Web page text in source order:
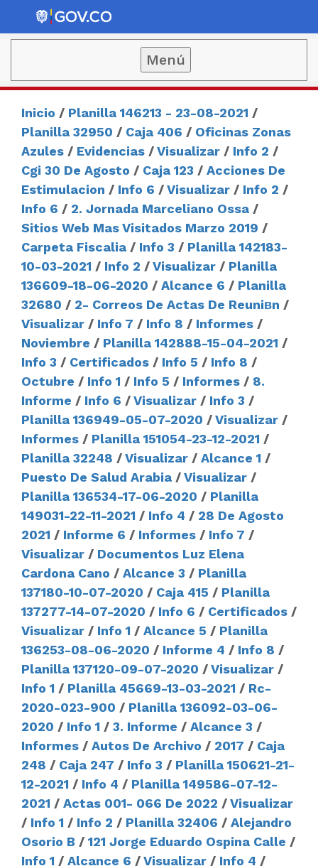
Menú
Inicio / Planilla 146213 - 23-08-2021 /
Planilla 32950 / Caja 406 / Oficinas Zonas
Azules / Evidencias /Visualizar / Info 2 /
Cgi 30 De Agosto / Caja 123 / Acciones De
Estimulacion / Info 6 /Visualizar / Info 2 /
Info 6 / 2. Jornada Marceliano Ossa /
Sitios Web Mas Visitados Marzo 2019 /
Carpeta Fiscalia / Info 3 / Planilla 142183-
10-03-2021 / Info 2 /Visualizar / Planilla
136609-18-06-2020 / Alcance 6 / Planilla
32680 / 2- Correos De Actas De Reuniвn /
Visualizar / Info 7 / Info 8 / Informes /
Noviembre / Planilla 142888-15-04-2021 /
Info 3 / Certificados / Info 5 / Info 8 /
Octubre / Info 1 / Info 5 / Informes / 8.
Informe / Info 6 /Visualizar / Info 3 /
Planilla 136949-05-07-2020 /Visualizar /
Informes / Planilla 151054-23-12-2021 /
Planilla 32248 /Visualizar / Alcance 1 /
Puesto De Salud Arabia /Visualizar /
Planilla 136534-17-06-2020 / Planilla
149031-22-11-2021 / Info 4 / 28 De Agosto
2021 / Informe 6 / Informes / Info 7 /
Visualizar / Documentos Luz Elena
Cardona Cano / Alcance 3 / Planilla
137180-10-07-2020 / Caja 415 / Planilla
137277-14-07-2020 / Info 6 / Certificados /
Visualizar / Info 1 / Alcance 5 / Planilla
136253-08-06-2020 / Informe 4 / Info 8 /
Planilla 137120-09-07-2020 /Visualizar /
Info 1 / Planilla 45669-13-03-2021 / Rc-
2020-023-900 / Planilla 136092-03-06-
2020 / Info 1 / 3. Informe / Alcance 3 /
Informes / Autos De Archivo / 2017 / Caja
248 / Caja 247 / Info 3 / Planilla 150621-21-
12-2021 / Info 4 / Planilla 149586-07-12-
2021 / Actas 001- 066 De 2022 /Visualizar
/ Info 1 / Info 2 / Planilla 32406 / Alejandro
Osorio B / 121 Jorge Eduardo Ospina Calle /
Info 1 / Alcance 6 /Visualizar / Info 4 /